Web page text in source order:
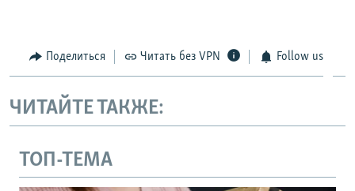
Поделиться Читать без VPN Follow us
ЧИТАЙТЕ ТАКЖЕ:
ТОП-ТЕМА